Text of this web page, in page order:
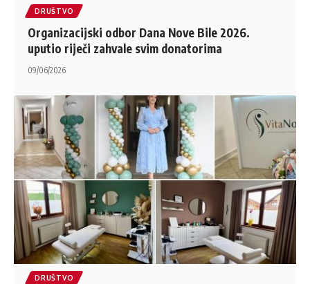
DRUŠTVO
Organizacijski odbor Dana Nove Bile 2026.
uputio riječi zahvale svim donatorima
09/06/2026
DRUŠTVO